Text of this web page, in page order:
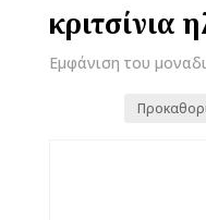
κριτσίνια
Εμφάνιση του